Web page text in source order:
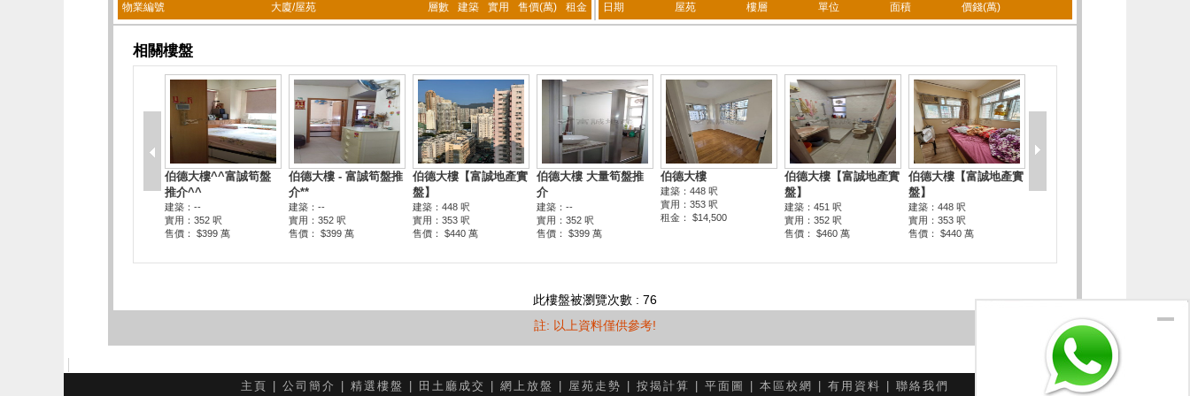
物業編號 大廈/屋苑 層數 建築 實用 售價(萬) 租金 日期 屋苑 樓層 單位 面積 價錢(萬)
此樓盤被瀏覽次數 : 76
註: 以上資料僅供參考!
主頁 公司簡介 精選樓盤 田土廳成交 網上放盤 屋苑走勢 按揭計算 平面圖 本區校網 有用資料 聯絡我們